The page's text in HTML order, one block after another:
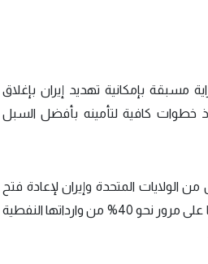
مسبقة بإمكانية تهديد إيران بإغلاق
خطوات كافية لتأمينه بأفضل السبل
الولايات المتحدة وإيران لإعادة فتح
المضيق، لافتًا إلى أهمية الدور الذي يمكن أن تلعبه الصين، نظرًا لاعتمادها على مرور نحو 40% من وارداتها النفطية